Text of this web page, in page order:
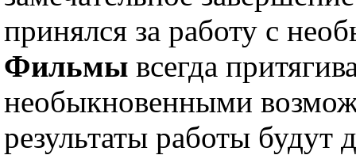
принялся за работу с
Фильмы всегда
необыкновенными
результаты работы будут